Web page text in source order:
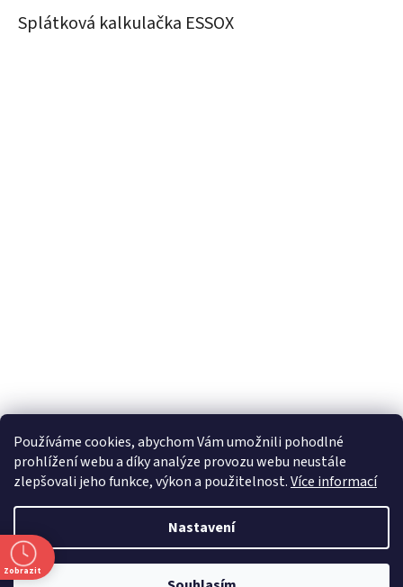
Používáme cookies, abychom Vám umožnili pohodlné
prohlížení webu a díky analýze provozu webu neustále
zlepšovali jeho funkce, výkon a použitelnost.Více informací
Nastavení
Splátková kalkulačka ESSOX
Zobrazit